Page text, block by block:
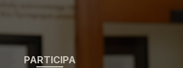
PARTICIPA